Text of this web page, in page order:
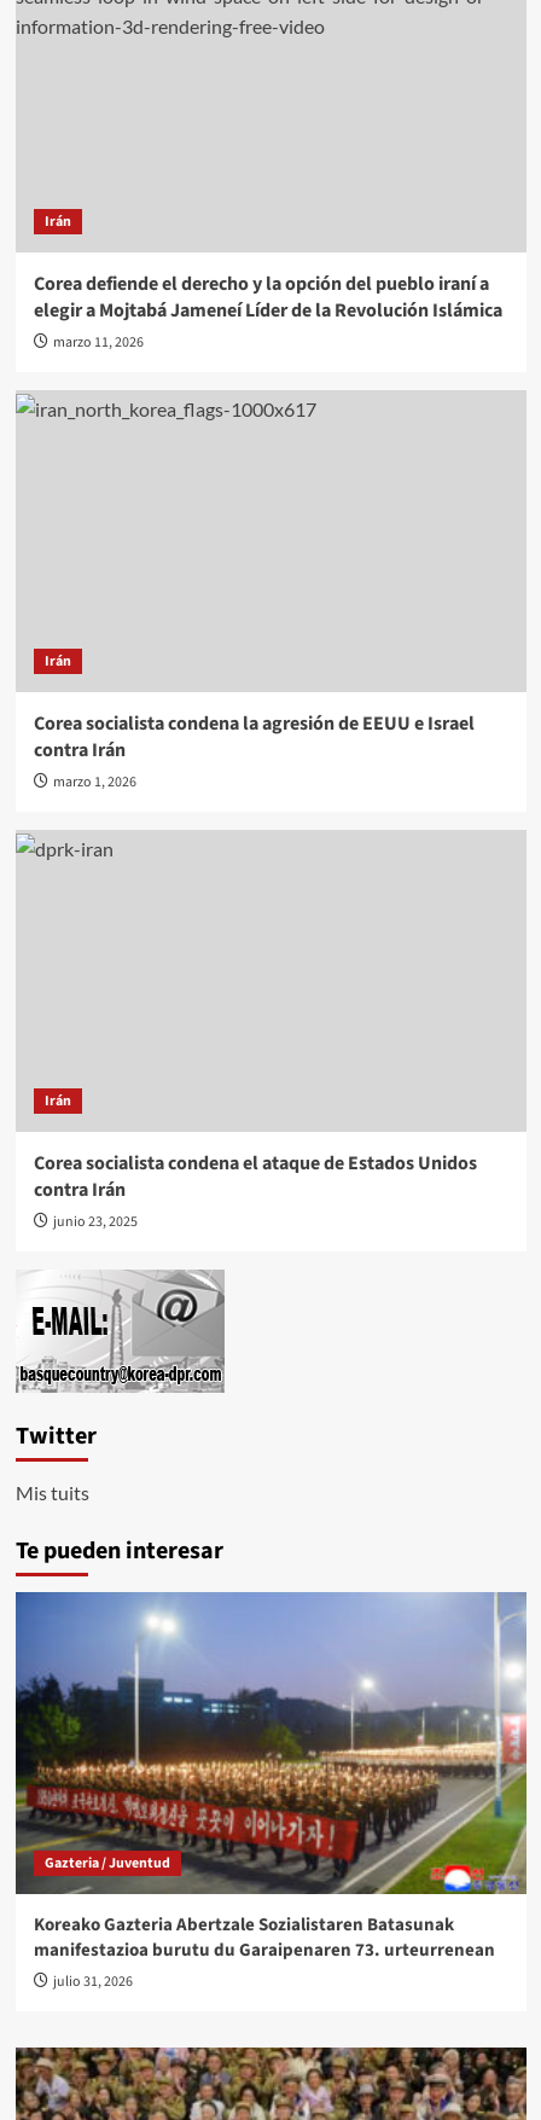
Irán
Corea defiende el derecho y la opción del pueblo iraní a
elegir a Mojtabá Jameneí Líder de la Revolución Islámica
marzo 11, 2026
Irán
Corea socialista condena la agresión de EEUU e Israel
contra Irán
marzo 1, 2026
Irán
Corea socialista condena el ataque de Estados Unidos
contra Irán
junio 23, 2025
Twitter
Mis tuits
Te pueden interesar
Gazteria / Juventud
Koreako Gazteria Abertzale Sozialistaren Batasunak
manifestazioa burutu du Garaipenaren 73. urteurrenean
julio 31, 2026